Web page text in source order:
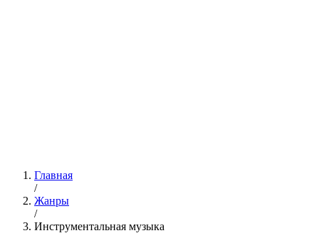
Главная
/
Жанры
/
Инструментальная музыка